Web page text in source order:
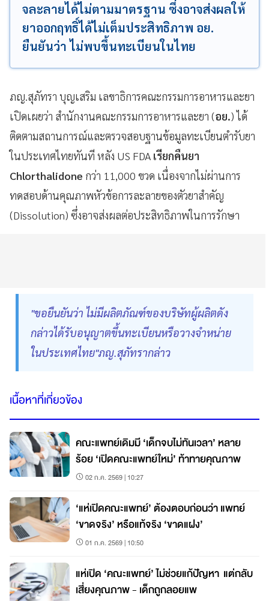
จละลายได้ไม่ตามมาตรฐาน ซึ่งอาจส่งผลให้
ยาออกฤทธิ์ได้ไม่เต็มประสิทธิภาพ อย.
ยืนยันว่า ไม่พบขึ้นทะเบียนในไทย
ภญ.สุภัทรา บุญเสริม เลขาธิการคณะกรรมการอาหารและยา
เปิดเผยว่า สำนักงานคณะกรรมการอาหารและยา (อย.) ได้
ติดตามสถานการณ์และตรวจสอบฐานข้อมูลทะเบียนตำรับยา
ในประเทศไทยทันที หลัง US FDA เรียกคืนยา
Chlorthalidone กว่า 11,000 ขวด เนื่องจากไม่ผ่านการ
ทดสอบด้านคุณภาพหัวข้อการละลายของตัวยาสำคัญ
(Dissolution) ซึ่งอาจส่งผลต่อประสิทธิภาพในการรักษา
"ขอยืนยันว่า ไม่มีผลิตภัณฑ์ของบริษัทผู้ผลิตดัง
กล่าวได้รับอนุญาตขึ้นทะเบียนหรือวางจำหน่าย
ในประเทศไทย"ภญ.สุภัทรากล่าว
เนื้อหาที่เกี่ยวข้อง
คณะแพทย์เดิมมี ‘เด็กจบไม่ทันเวลา’ หลาย
ร้อย ‘เปิดคณะแพทย์ใหม่’ ท้าทายคุณภาพ
02 ก.ค. 2569 | 10:27
‘แห่เปิดคณะแพทย์’ ต้องตอบก่อนว่า แพทย์
‘ขาดจริง’ หรือแท้จริง ‘ขาดแฝง’
01 ก.ค. 2569 | 10:50
แห่เปิด ‘คณะแพทย์’ ไม่ช่วยแก้ปัญหา แต่กลับ
เสี่ยงคุณภาพ - เด็กถูกลอยแพ